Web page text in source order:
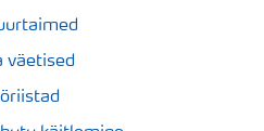
väetised